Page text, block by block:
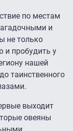
по местам
и
не только
и пробудить у
нашей
таинственного
выходит
овеяны